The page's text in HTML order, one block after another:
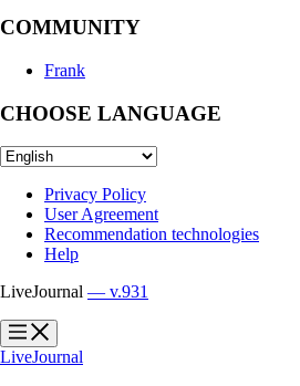
COMMUNITY
Frank
CHOOSE LANGUAGE
Privacy Policy
User Agreement
Recommendation technologies
Help
LiveJournal — v.931
?
?
LiveJournal